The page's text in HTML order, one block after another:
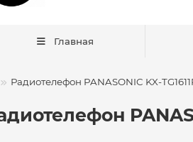
Главная
Радиотелефон PANASONIC KX-